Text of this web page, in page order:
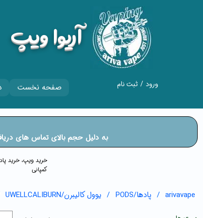
صفحه نخست ورود / ثبت نام
​آریوا ویپ
arivavape پادها/PODS یوول کالیبرن/UWELLCALIBURN
​​خرید ویپ، خرید
کمپانی
​​​​​​​به دلیل حجم بالای تماس های